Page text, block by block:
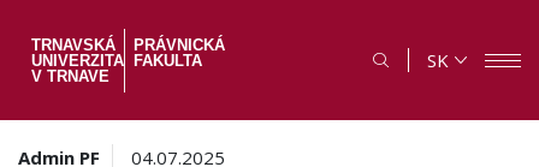
hlavný
TRNAVSKÁ
UNIVERZITA
V TRNAVE
PRÁVNICKÁ
FAKULTA
SK
Admin PF 04.07.2025